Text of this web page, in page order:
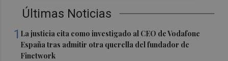
Últimas Noticias
1 La justicia cita como investigado al CEO de Vodafone
España tras admitir otra querella del fundador de
Finetwork